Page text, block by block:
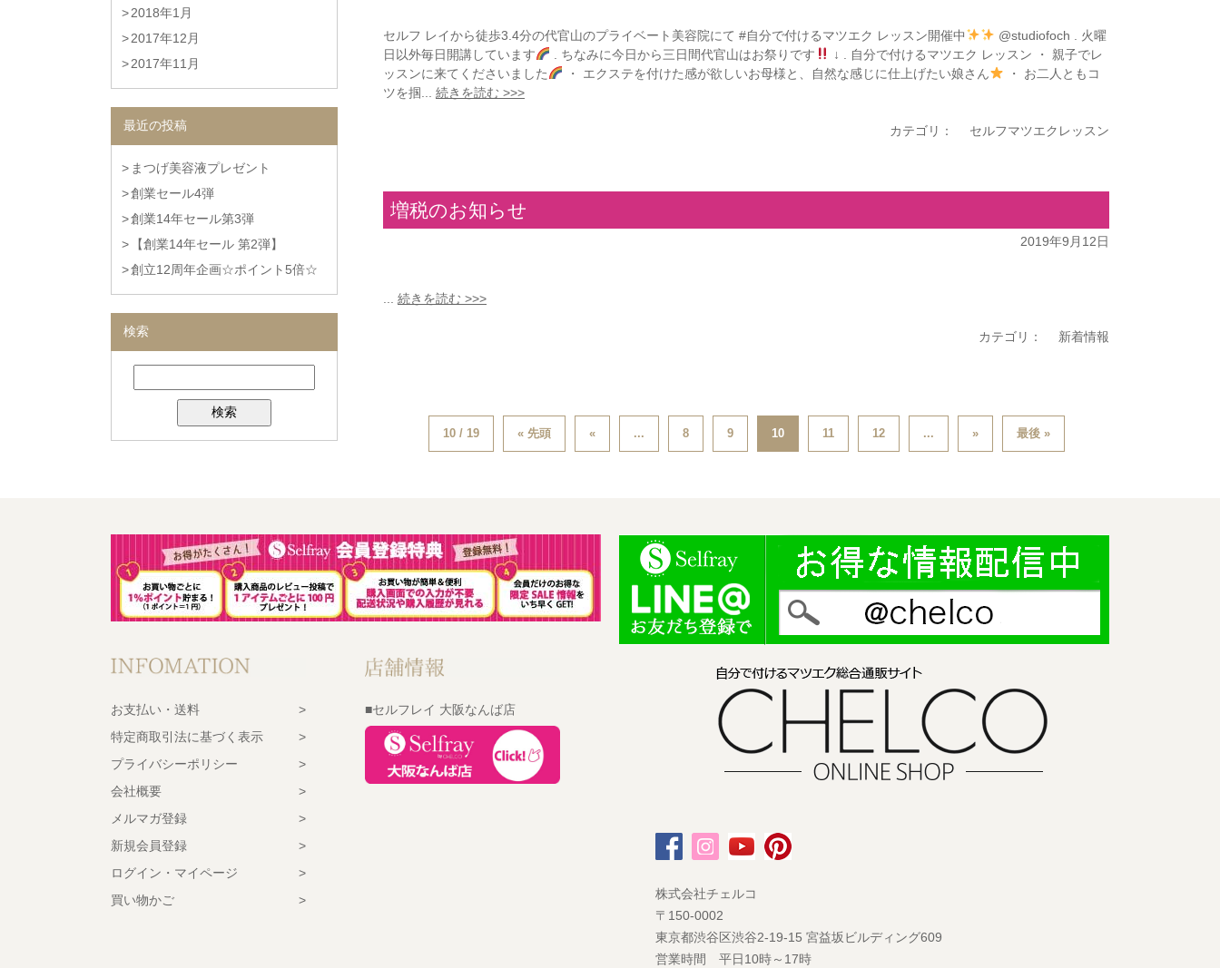
セルフ レイから徒歩3.4分の代官山のプライベート美容院にて #自分で付けるマツエク レッスン開催中
@studiofoch . 火曜
日以外毎日開講しています
. ちなみに今日から三日間代官山はお祭りです
↓ . 自分で付けるマツエク レッスン ・ 親子でレ
ッスンに来てくださいました
・ エクステを付けた感が欲しいお母様と、自然な感じに仕上げたい娘さん
・ お二人ともコ
ツを掴... 続きを読む >>>
カテゴリ： セルフマツエクレッスン
増税のお知らせ
2019年9月12日
... 続きを読む >>>
カテゴリ： 新着情報
10 / 19 « 先頭 « ... 8 9 10 11 12 ... » 最後 »
2018年1月
2017年12月
2017年11月
最近の投稿
まつげ美容液プレゼント
創業セール4弾
創業14年セール第3弾
【創業14年セール 第2弾】
創立12周年企画☆ポイント5倍☆
検索
お支払い・送料
特定商取引法に基づく表示
プライバシーポリシー
会社概要
メルマガ登録
新規会員登録
ログイン・マイページ
買い物かご
■セルフレイ 大阪なんば店
株式会社チェルコ
〒150-0002
東京都渋谷区渋谷2-19-15 宮益坂ビルディング609
営業時間 平日10時～17時